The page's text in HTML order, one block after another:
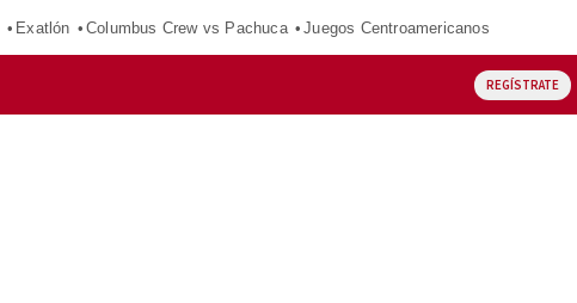
Exatlón Columbus Crew vs Pachuca Juegos Centroamericanos
REGÍSTRATE